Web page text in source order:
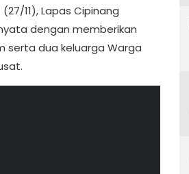
11), Lapas Cipinang
dengan memberikan
serta dua keluarga Warga